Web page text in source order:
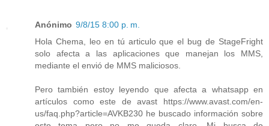
Anónimo 9/8/15 8:00 p. m.
Hola Chema, leo en tú articulo que el bug de StageFright
solo afecta a las aplicaciones que manejan los MMS,
mediante el envió de MMS maliciosos.
Pero también estoy leyendo que afecta a whatsapp en
artículos como este de avast https://www.avast.com/en-
us/faq.php?article=AVKB230 he buscado información sobre